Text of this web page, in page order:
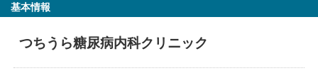
基本情報
つちうら糖尿病内科クリニック